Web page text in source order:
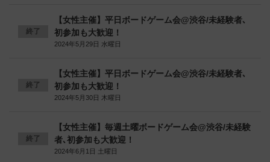
終了
【女性主催】平日ボードゲーム会@渋谷/未経験者､
初参加も大歓迎！
2024年5月29日 水曜日
終了
【女性主催】平日ボードゲーム会@渋谷/未経験者､
初参加も大歓迎！
2024年5月30日 木曜日
終了
【女性主催】毎週土曜ボードゲーム会@渋谷/未経験
者､初参加も大歓迎！
2024年6月1日 土曜日